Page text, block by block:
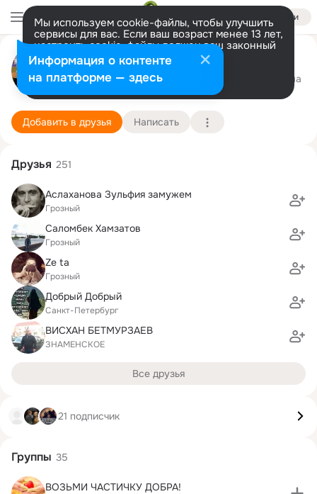
Войти
Мы используем cookie-файлы, чтобы улучшить
сервисы для вас. Если ваш возраст менее 13 лет,
настроить cookie-файлы должен ваш законный
представитель. Больше информации
Разрешить все Настроить
Руслан Ахъядов
Грозный-Cairo
2 школа
Подробнее
Добавить в друзья Написать
Друзья 251
Аслаханова Зульфия замужем
Грозный
Саломбек Хамзатов
Грозный
Ze ta
Грозный
Добрый Добрый
Санкт-Петербург
ВИСХАН БЕТМУРЗАЕВ
ЗНАМЕНСКОЕ
Все друзья
21 подписчик
Группы 35
ВОЗЬМИ ЧАСТИЧКУ ДОБРА!
Информация о контенте
на платформе — здесь